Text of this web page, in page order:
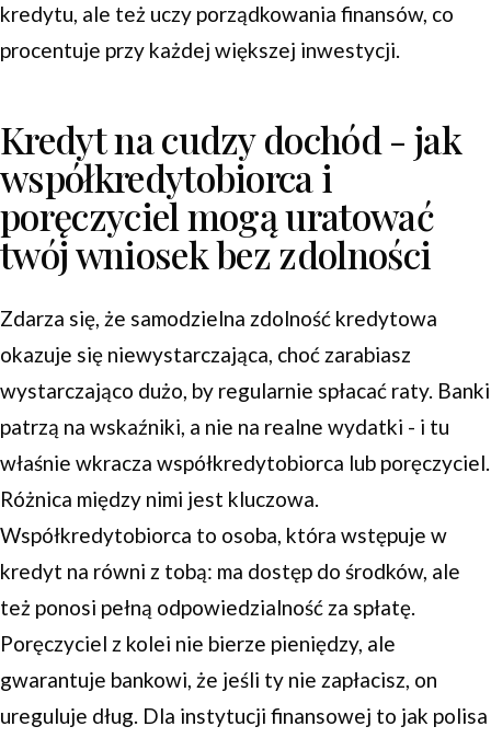
kredytu, ale też uczy porządkowania finansów, co
procentuje przy każdej większej inwestycji.
Kredyt na cudzy dochód - jak
współkredytobiorca i
poręczyciel mogą uratować
twój wniosek bez zdolności
Zdarza się, że samodzielna zdolność kredytowa
okazuje się niewystarczająca, choć zarabiasz
wystarczająco dużo, by regularnie spłacać raty. Banki
patrzą na wskaźniki, a nie na realne wydatki - i tu
właśnie wkracza współkredytobiorca lub poręczyciel.
Różnica między nimi jest kluczowa.
Współkredytobiorca to osoba, która wstępuje w
kredyt na równi z tobą: ma dostęp do środków, ale
też ponosi pełną odpowiedzialność za spłatę.
Poręczyciel z kolei nie bierze pieniędzy, ale
gwarantuje bankowi, że jeśli ty nie zapłacisz, on
ureguluje dług. Dla instytucji finansowej to jak polisa